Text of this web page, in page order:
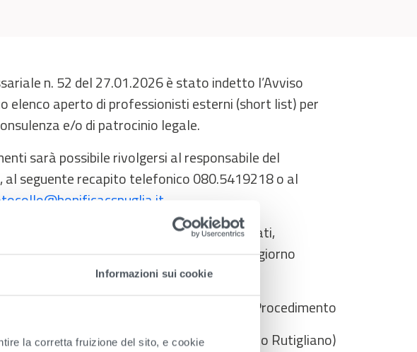
Informazioni sui cookie
la corretta fruizione del sito, e cookie
n. 52 del 27.01.2026 è stato indetto l’Avviso
elenco aperto di professionisti esterni (short list) per
e/o di patrocinio legale.
sarà possibile rivolgersi al responsabile del
al seguente recapito telefonico 080.5419218 o al
dovrà pervenire completa di tutti gli allegati,
entro le ore14.00del giorno
Il Responsabile Unico del Procedimento
(Avv. Federico Rutigliano)